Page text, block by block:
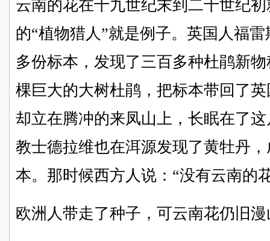
云南的花在十九世纪末到二十世纪
的“植物猎人”就是例子。英国人福
多份标本，发现了三百多种杜鹃新
棵巨大的大树杜鹃，把标本带回了
却立在腾冲的来凤山上，长眠在了
教士德拉维也在洱源发现了黄牡丹
本。那时候西方人说：“没有云南的
欧洲人带走了种子，可云南花仍旧